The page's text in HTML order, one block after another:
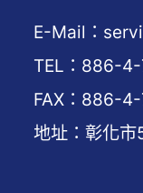
E-Mail：
TEL：886-
FAX：886-
地址：彰化